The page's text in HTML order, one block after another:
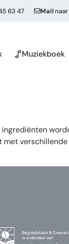
63 47 Mail naar
Muziekboek
met